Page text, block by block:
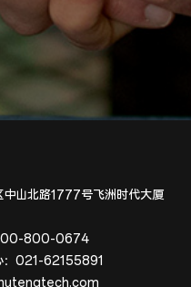
中山北路1777号飞洲时代大厦
800-0674
：021-62155891